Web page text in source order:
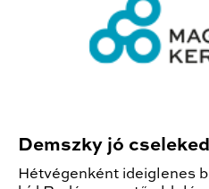
Demszky jó
Hétvégenként ideiglenes